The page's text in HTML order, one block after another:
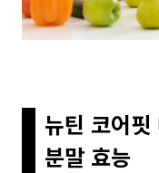
뉴틴 코어
분말 효능